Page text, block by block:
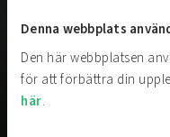
Denna webbplats
Den här webbplatsen
för att förbättra din
här.